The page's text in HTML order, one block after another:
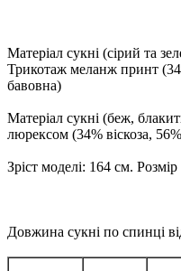
Матеріал сукні (сірий та
Трикотаж меланж принт
бавовна)
Матеріал сукні (беж,
люрексом (34% віскоза,
Зріст моделі: 164 см.
Довжина сукні по спинці